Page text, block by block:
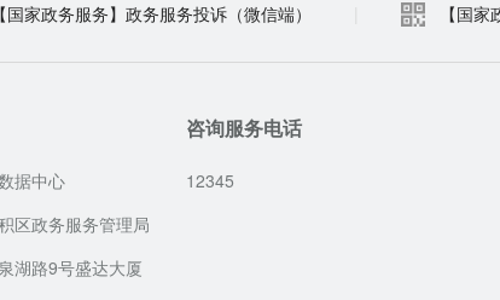
【国家政务服务】政务服务投诉（微信端） 【国
据中心
区政务服务管理局
湖路9号盛达大厦
咨询服务电话
12345